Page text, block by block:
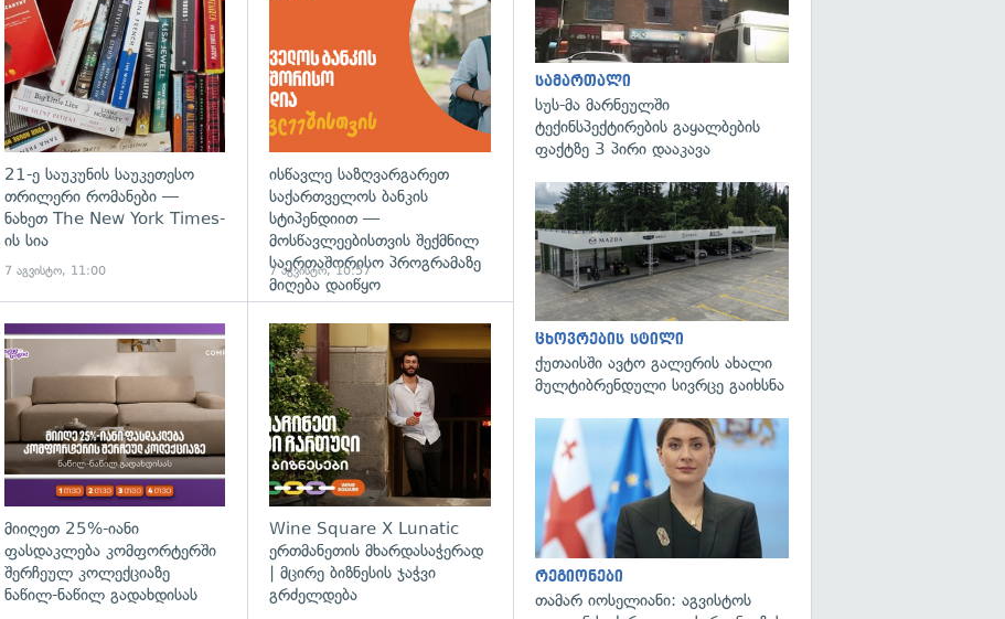
21-ე საუკუნის საუკეთესო
თრილერი რომანები —
ნახეთ The New York Times-
ის სია
7 აგვისტო, 11:00
ისწავლე საზღვარგარეთ
საქართველოს ბანკის
სტიპენდიით —
მოსწავლეებისთვის შექმნილ
საერთაშორისო პროგრამაზე
მიღება დაიწყო
7 აგვისტო, 10:57
გადახედვა
მიიღეთ 25%-იანი
ფასდაკლება კომფორტერში
შერჩეულ კოლექციაზე
ნაწილ-ნაწილ გადახდისას
Wine Square X Lunatic
ერთმანეთის მხარდასაჭერად
| მცირე ბიზნესის ჯაჭვი
გრძელდება
სამართალი
სუს-მა მარნეულში
ტექინსპექტირების გაყალბების
ფაქტზე 3 პირი დააკავა
ცხოვრების სტილი
ქუთაისში ავტო გალერის ახალი
მულტიბრენდული სივრცე გაიხსნა
რეგიონები
თამარ იოსელიანი: აგვისტოს